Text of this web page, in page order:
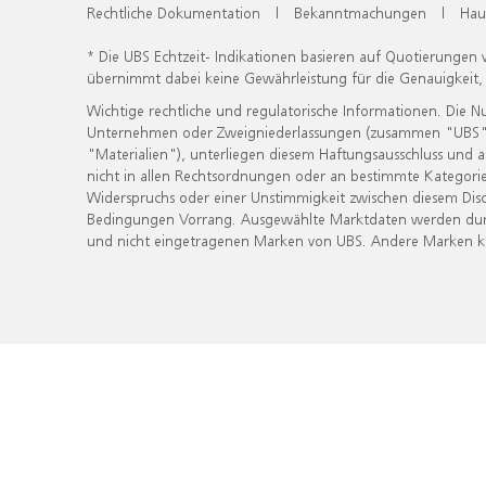
Rechtliche Dokumentation | Bekanntmachungen |
* Die UBS Echtzeit- Indikationen basieren auf
übernimmt dabei keine Gewährleistung für die
Wichtige rechtliche und regulatorische Informationen. Die
Unternehmen oder Zweigniederlassungen (zusammen
"Materialien"), unterliegen diesem Haftungsausschluss
nicht in allen Rechtsordnungen oder an bestimmte
Widerspruchs oder einer Unstimmigkeit zwischen diesem
Bedingungen Vorrang. Ausgewählte Marktdaten werden
und nicht eingetragenen Marken von UBS. Andere Marken